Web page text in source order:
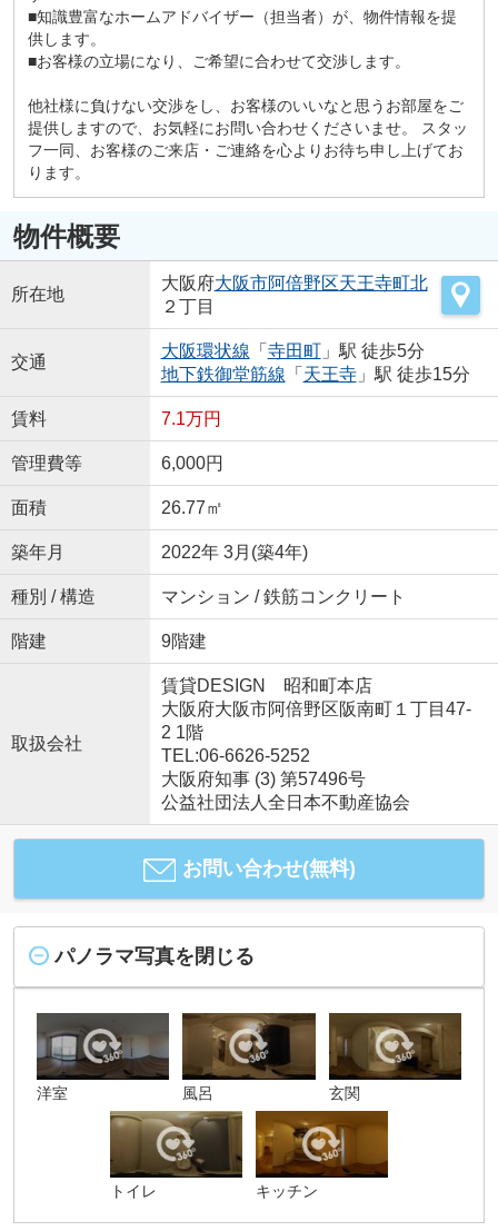
■知識豊富なホームアドバイザー（担当者）が、物件情報を提
供します。
■お客様の立場になり、ご希望に合わせて交渉します。
他社様に負けない交渉をし、お客様のいいなと思うお部屋をご
提供しますので、お気軽にお問い合わせくださいませ。 スタッ
フ一同、お客様のご来店・ご連絡を心よりお待ち申し上げてお
ります。
物件概要
所在地
大阪府大阪市阿倍野区天王寺町北
２丁目
交通
大阪環状線 「 寺田町」駅 徒歩5分
地下鉄御堂筋線 「 天王寺」駅 徒歩15分
賃料 7.1万円
管理費等 6,000円
面積 26.77㎡
築年月 2022年 3月(築4年)
種別 / 構造 マンション / 鉄筋コンクリート
階建 9階建
取扱会社
賃貸DESIGN 昭和町本店
大阪府大阪市阿倍野区阪南町１丁目47-
2 1階
TEL:06-6626-5252
大阪府知事 (3) 第57496号
公益社団法人全日本不動産協会
お問い合わせ(無料)
パノラマ写真を閉じる
洋室 風呂 玄関
トイレ キッチン